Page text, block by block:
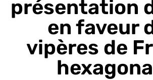
présentation
en faveur
vipères de